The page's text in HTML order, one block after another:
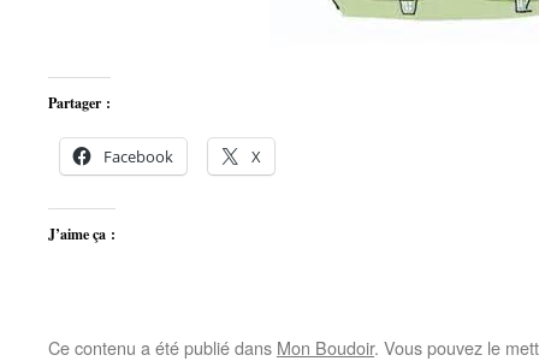
Partager :
Facebook X
J’aime ça :
Ce contenu a été publié dans Mon Boudoir. Vous pouvez le